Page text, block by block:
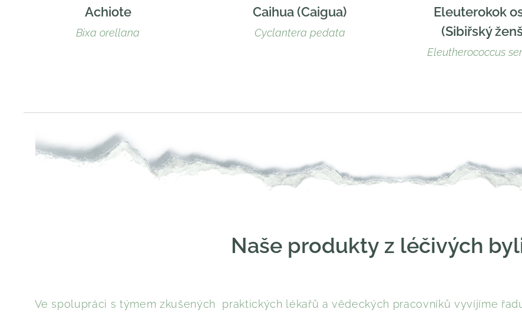
Achiote
Bixa orellana
Caihua (Caigua)
Cyclantera pedata
Eleuterokok
(Sibiřský
Eleutherococcus
Naše produkty z léčivých
Ve spolupráci s týmem zkušených praktických lékařů a vědeckých pracovníků vyvíjíme